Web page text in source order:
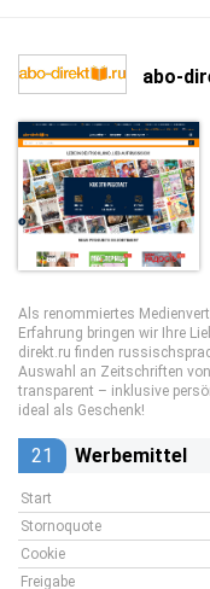
abo-
Als renommiertes
Erfahrung bringen wir Ihre
direkt.ru finden
Auswahl an Zeitschriften
transparent – inklusive
ideal als Geschenk!
21 Werbemittel
Start
Stornoquote
Cookie
Freigabe